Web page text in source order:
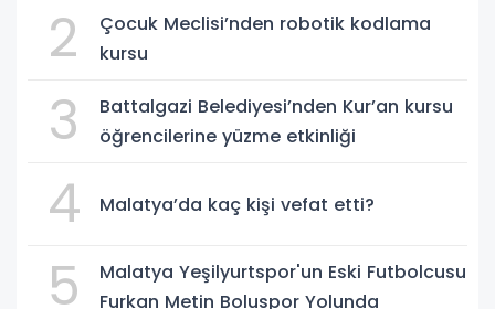
2
Çocuk Meclisi’nden robotik kodlama
kursu
3
Battalgazi Belediyesi’nden Kur’an kursu
öğrencilerine yüzme etkinliği
4 Malatya’da kaç kişi vefat etti?
5
Malatya Yeşilyurtspor'un Eski Futbolcusu
Furkan Metin Boluspor Yolunda